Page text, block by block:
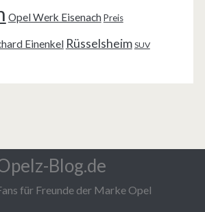
Opel Werk Eisenach Preis
Einenkel Rüsselsheim SUV
Blog.de
für Freunde der Marke Opel